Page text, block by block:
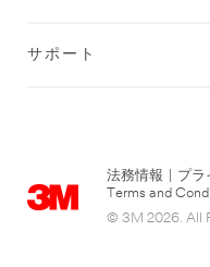
サポート
法務情報 プラ
Terms and
© 3M 2026. All